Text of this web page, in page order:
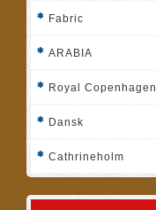
Fabric
ARABIA
Royal Copenhagen
Dansk
Cathrineholm